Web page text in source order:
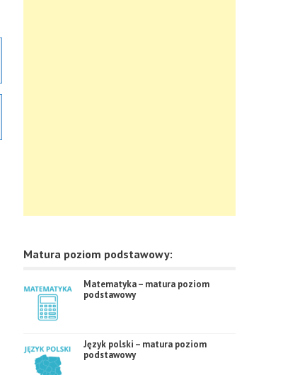
Matura poziom podstawowy:
Matematyka – matura poziom
podstawowy
Język polski – matura poziom
podstawowy